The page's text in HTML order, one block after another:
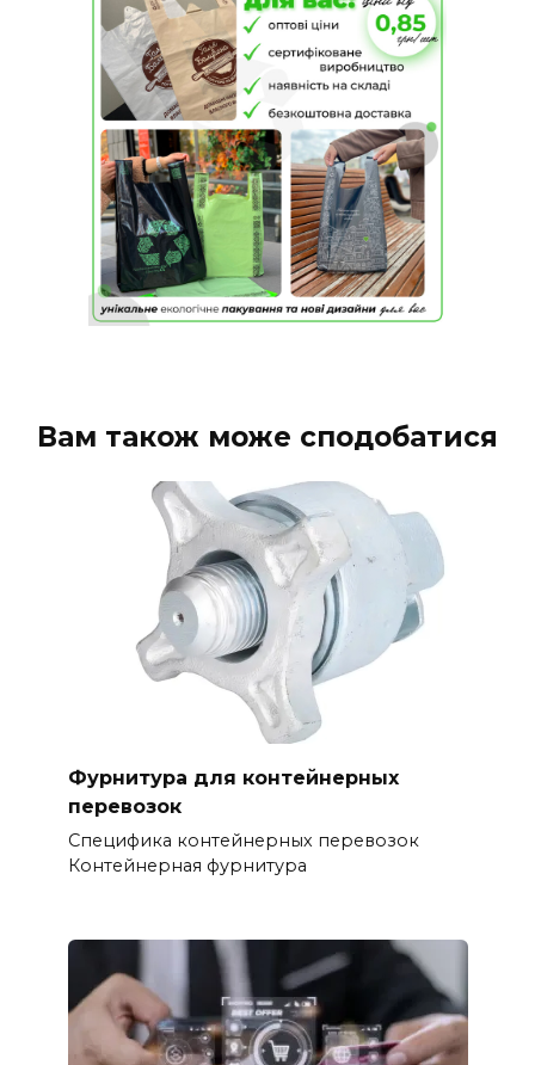
Вам також може сподобатися
Фурнитура для контейнерных
перевозок
Специфика контейнерных перевозок
Контейнерная фурнитура